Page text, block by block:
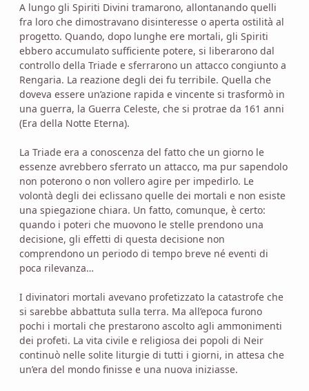
A lungo gli Spiriti Divini tramarono, allontanando quelli
fra loro che dimostravano disinteresse o aperta ostilità al
progetto. Quando, dopo lunghe ere mortali, gli Spiriti
ebbero accumulato sufficiente potere, si liberarono dal
controllo della Triade e sferrarono un attacco congiunto a
Rengaria. La reazione degli dei fu terribile. Quella che
doveva essere un’azione rapida e vincente si trasformò in
una guerra, la Guerra Celeste, che si protrae da 161 anni
(Era della Notte Eterna).
La Triade era a conoscenza del fatto che un giorno le
essenze avrebbero sferrato un attacco, ma pur sapendolo
non poterono o non vollero agire per impedirlo. Le
volontà degli dei eclissano quelle dei mortali e non esiste
una spiegazione chiara. Un fatto, comunque, è certo:
quando i poteri che muovono le stelle prendono una
decisione, gli effetti di questa decisione non
comprendono un periodo di tempo breve né eventi di
poca rilevanza…
I divinatori mortali avevano profetizzato la catastrofe che
si sarebbe abbattuta sulla terra. Ma all’epoca furono
pochi i mortali che prestarono ascolto agli ammonimenti
dei profeti. La vita civile e religiosa dei popoli di Neir
continuò nelle solite liturgie di tutti i giorni, in attesa che
un’era del mondo finisse e una nuova iniziasse.